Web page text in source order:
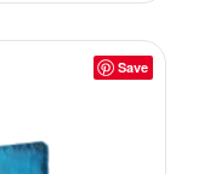
Save